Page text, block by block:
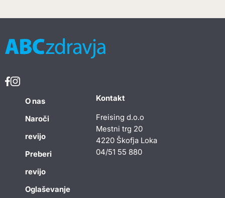
O nas
Naroči
revijo
Preberi
revijo
Oglaševanje
Kontakt
Freising d.o.o
Mestni trg 20
4220 Škofja Loka
04/51 55 880